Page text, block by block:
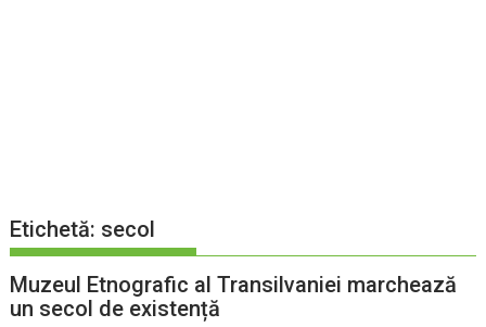
Etichetă: secol
Muzeul Etnografic al Transilvaniei marchează
un secol de existență